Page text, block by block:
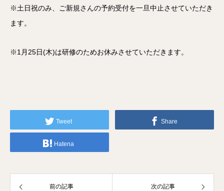
※土日祝のみ、ご新規さんの予約受付を一旦中止させていただき
ます。
※1月25日(木)は研修のためお休みさせていただきます。
Tweet Share
Hatena
前の記事 次の記事